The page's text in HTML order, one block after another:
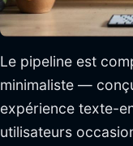
Le pipeline est
minimaliste —
expérience texte-
utilisateurs